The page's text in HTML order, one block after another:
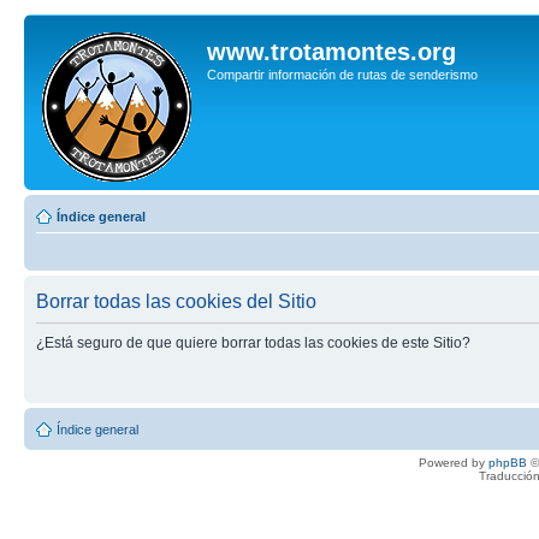
www.trotamontes.org
Compartir información de rutas de senderismo
Índice general
Borrar todas las cookies del Sitio
¿Está seguro de que quiere borrar todas las cookies de este Sitio?
Índice general
Powered by phpBB